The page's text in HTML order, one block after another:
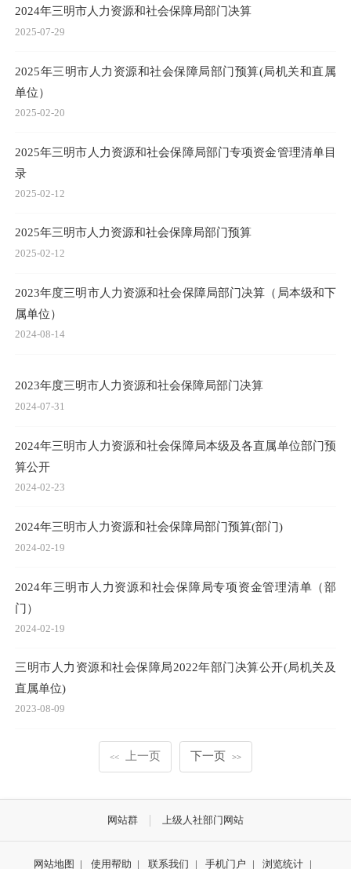
2024年三明市人力资源和社会保障局部门决算
2025-07-29
2025年三明市人力资源和社会保障局部门预算(局机关和直属
单位）
2025-02-20
2025年三明市人力资源和社会保障局部门专项资金管理清单目
录
2025-02-12
2025年三明市人力资源和社会保障局部门预算
2025-02-12
2023年度三明市人力资源和社会保障局部门决算（局本级和下
属单位）
2024-08-14
2023年度三明市人力资源和社会保障局部门决算
2024-07-31
2024年三明市人力资源和社会保障局本级及各直属单位部门预
算公开
2024-02-23
2024年三明市人力资源和社会保障局部门预算(部门)
2024-02-19
2024年三明市人力资源和社会保障局专项资金管理清单（部
门）
2024-02-19
三明市人力资源和社会保障局2022年部门决算公开(局机关及
直属单位)
2023-08-09
<< 上一页 下一页 >>
网站群 上级人社部门网站
网站地图 | 使用帮助 | 联系我们 | 手机门户 | 浏览统计 |